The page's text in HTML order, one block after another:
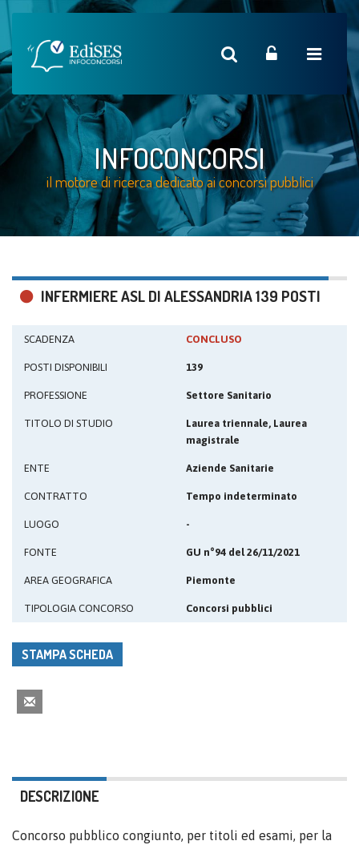
INFOCONCORSI
il motore di ricerca dedicato ai concorsi pubblici
INFERMIERE ASL DI ALESSANDRIA 139 POSTI
SCADENZA CONCLUSO
POSTI DISPONIBILI 139
PROFESSIONE Settore Sanitario
TITOLO DI STUDIO
Laurea triennale, Laurea
magistrale
ENTE Aziende Sanitarie
CONTRATTO Tempo indeterminato
LUOGO -
FONTE GU n°94 del 26/11/2021
AREA GEOGRAFICA Piemonte
TIPOLOGIA CONCORSO Concorsi pubblici
STAMPA SCHEDA
DESCRIZIONE
Concorso pubblico congiunto, per titoli ed esami, per la